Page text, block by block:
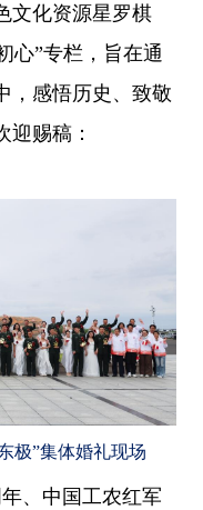
文化资源星罗棋
心”专栏，旨在通
，感悟历史、致敬
迎赐稿：
极”集体婚礼现场
、中国工农红军